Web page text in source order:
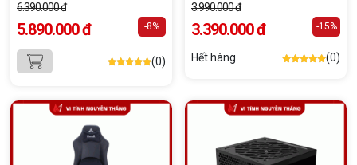
6.390.000 đ
5.890.000 đ -8%
(0)
3.990.000 đ
3.390.000 đ -15%
Hết hàng (0)